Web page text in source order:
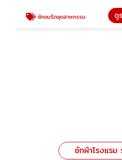
ซักอบรีดอุตสาหกรรม ดู
ซักผ้าโรงแรม